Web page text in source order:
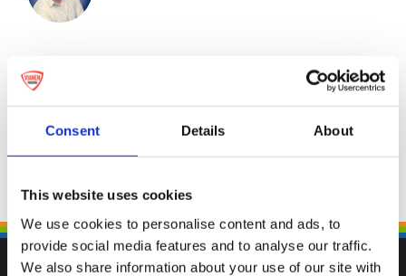
Consent Details About
This website uses cookies
We use cookies to personalise content and ads, to
provide social media features and to analyse our traffic.
We also share information about your use of our site with